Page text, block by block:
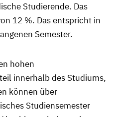
Studierende. Das
12 %. Das entspricht in
Semester.
hohen
innerhalb des Studiums,
können über
Studiensemester